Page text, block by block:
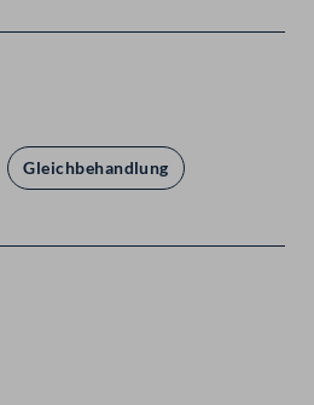
Gleichbehandlung